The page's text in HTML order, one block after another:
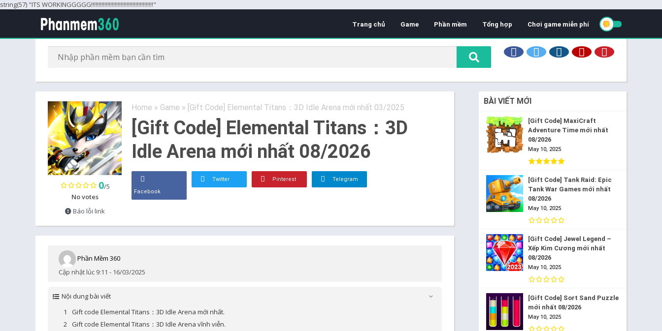
string(57) "ITS WORKINGGGGG!!!!!!!!!!!!!!!!!!!!!!!!!!!!!!!!!!!!!!!!!!"
Trang chủ Game Phần mềm Tổng hợp Chơi game miễn phí
Home » Game » [Gift Code] Elemental Titans：3D Idle Arena mới nhất 03/2025
[Gift Code] Elemental Titans：3D
Idle Arena mới nhất 08/2026
0/5
No votes
Báo lỗi link
Facebook
Twitter Pinterest Telegram
Phần Mềm 360
Cập nhật lúc 9:11 - 16/03/2025
Nội dung bài viết
Gift code Elemental Titans：3D Idle Arena mới nhất.
Gift code Elemental Titans：3D Idle Arena vĩnh viễn.
BÀI VIẾT MỚI
[Gift Code] MaxiCraft
Adventure Time mới nhất
08/2026
May 10, 2025
[Gift Code] Tank Raid: Epic
Tank War Games mới nhất
08/2026
May 10, 2025
[Gift Code] Jewel Legend –
Xếp Kim Cương mới nhất
08/2026
May 10, 2025
[Gift Code] Sort Sand Puzzle
mới nhất 08/2026
May 10, 2025